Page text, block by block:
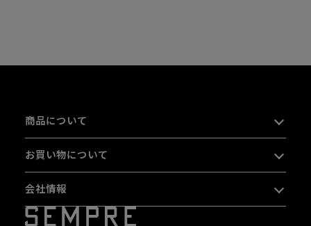
商品について
お買い物について
会社情報